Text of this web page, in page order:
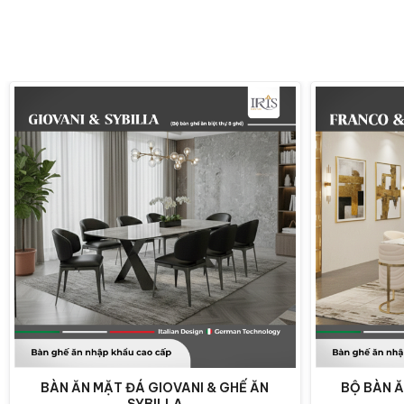
Bàn ăn Golden Silk
BÀN ĂN MẶT ĐÁ GIOVANI & GHẾ ĂN
BỘ BÀN